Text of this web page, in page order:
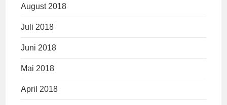
August 2018
Juli 2018
Juni 2018
Mai 2018
April 2018